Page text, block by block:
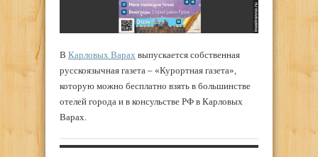
В Карловых Варах выпускается собственная
русскоязычная газета – «Курортная газета»,
которую можно бесплатно взять в большинстве
отелей города и в консульстве РФ в Карловых
Варах.